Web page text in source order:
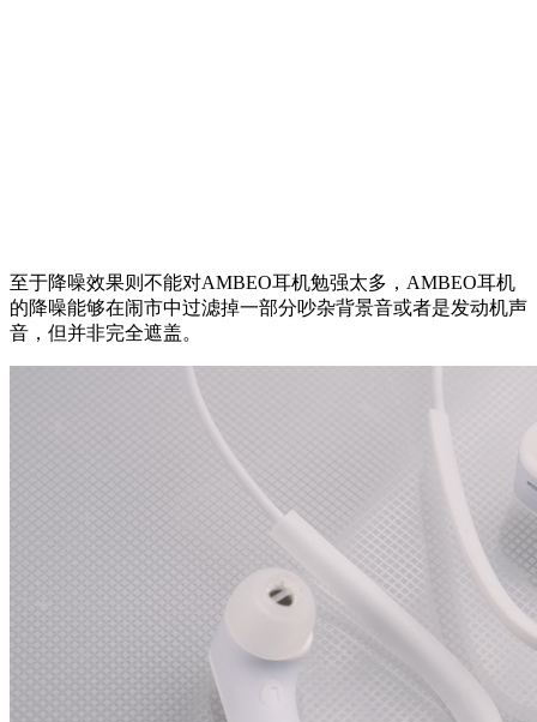
至于降噪效果则不能对AMBEO耳机勉强太多，AMBEO耳机
的降噪能够在闹市中过滤掉一部分吵杂背景音或者是发动机声
音，但并非完全遮盖。